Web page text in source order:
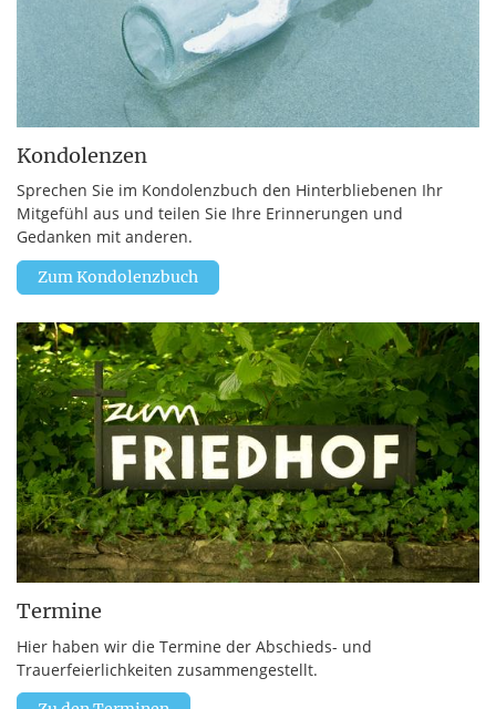
Kondolenzen
Sprechen Sie im Kondolenzbuch den Hinterbliebenen Ihr
Mitgefühl aus und teilen Sie Ihre Erinnerungen und
Gedanken mit anderen.
Zum Kondolenzbuch
Termine
Hier haben wir die Termine der Abschieds- und
Trauerfeierlichkeiten zusammengestellt.